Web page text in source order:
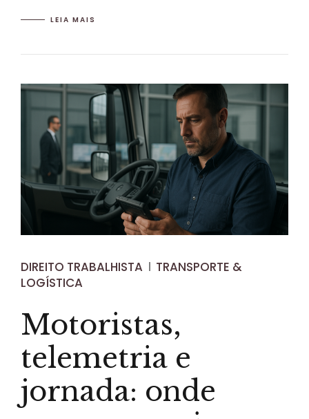
LEIA MAIS
DIREITO TRABALHISTA
TRANSPORTE &
LOGÍSTICA
Motoristas,
telemetria e
jornada: onde